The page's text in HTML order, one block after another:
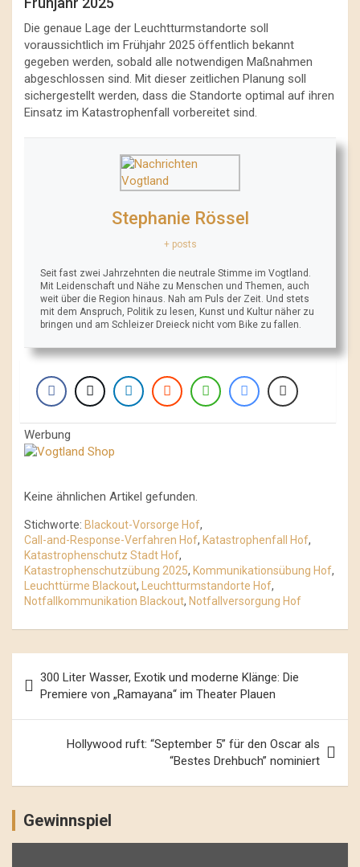
Die genaue Lage der Leuchtturmstandorte soll
voraussichtlich im Frühjahr 2025 öffentlich bekannt
gegeben werden, sobald alle notwendigen Maßnahmen
abgeschlossen sind. Mit dieser zeitlichen Planung soll
sichergestellt werden, dass die Standorte optimal auf ihren
Einsatz im Katastrophenfall vorbereitet sind.
Stephanie Rössel
+ posts
Seit fast zwei Jahrzehnten die neutrale Stimme im Vogtland.
Mit Leidenschaft und Nähe zu Menschen und Themen, auch
weit über die Region hinaus. Nah am Puls der Zeit. Und stets
mit dem Anspruch, Politik zu lesen, Kunst und Kultur näher zu
bringen und am Schleizer Dreieck nicht vom Bike zu fallen.
Werbung
Keine ähnlichen Artikel gefunden.
Stichworte: Blackout-Vorsorge Hof,
Call-and-Response-Verfahren Hof, Katastrophenfall Hof,
Katastrophenschutz Stadt Hof,
Katastrophenschutzübung 2025, Kommunikationsübung Hof,
Leuchttürme Blackout, Leuchtturmstandorte Hof,
Notfallkommunikation Blackout, Notfallversorgung Hof
Navigation
300 Liter Wasser, Exotik und moderne Klänge: Die
Premiere von „Ramayana“ im Theater Plauen
Hollywood ruft: “September 5” für den Oscar als
“Bestes Drehbuch” nominiert
Gewinnspiel